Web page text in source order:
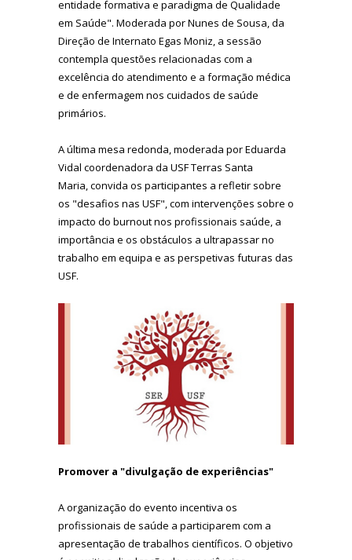
entidade formativa e paradigma de Qualidade
em Saúde". Moderada por Nunes de Sousa, da
Direção de Internato Egas Moniz, a sessão
contempla questões relacionadas com a
excelência do atendimento e a formação médica
e de enfermagem nos cuidados de saúde
primários.
A última mesa redonda, moderada por Eduarda
Vidal coordenadora da USF Terras Santa
Maria, convida os participantes a refletir sobre
os "desafios nas USF", com intervenções sobre o
impacto do burnout nos profissionais saúde, a
importância e os obstáculos a ultrapassar no
trabalho em equipa e as perspetivas futuras das
USF.
Promover a "divulgação de experiências"
A organização do evento incentiva os
profissionais de saúde a participarem com a
apresentação de trabalhos científicos. O objetivo